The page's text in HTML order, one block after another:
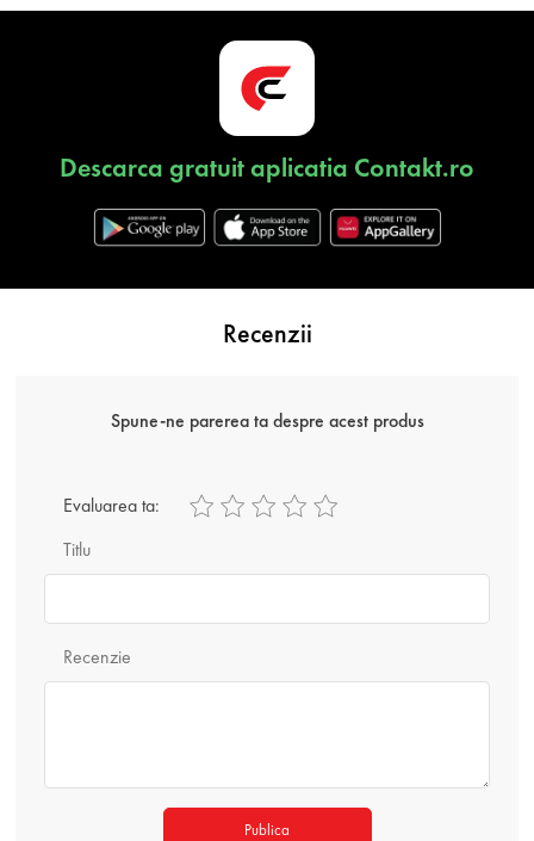
Descarca gratuit aplicatia Contakt.ro
Recenzii
Spune-ne parerea ta despre acest produs
Titlu
Evaluarea ta:
Recenzie
Publica